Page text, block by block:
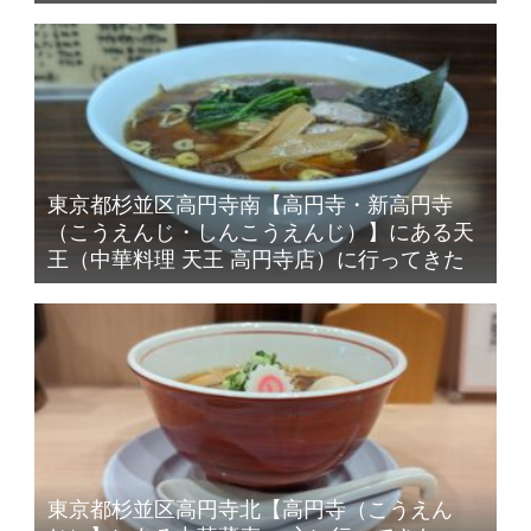
東京都杉並区高円寺南【高円寺・新高円寺
（こうえんじ・しんこうえんじ）】にある天
王（中華料理 天王 高円寺店）に行ってきた
東京都杉並区高円寺北【高円寺（こうえん